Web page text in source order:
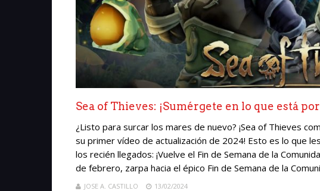
Sea of Thieves: ¡Sumérgete en lo que está
¿Listo para surcar los mares de nuevo? ¡Sea of Thieves
su primer vídeo de actualización de 2024! Esto es lo que
los recién llegados: ¡Vuelve el Fin de Semana de la
de febrero, zarpa hacia el épico Fin de Semana de la
JOSE A. CASTILLO 13/02/2024